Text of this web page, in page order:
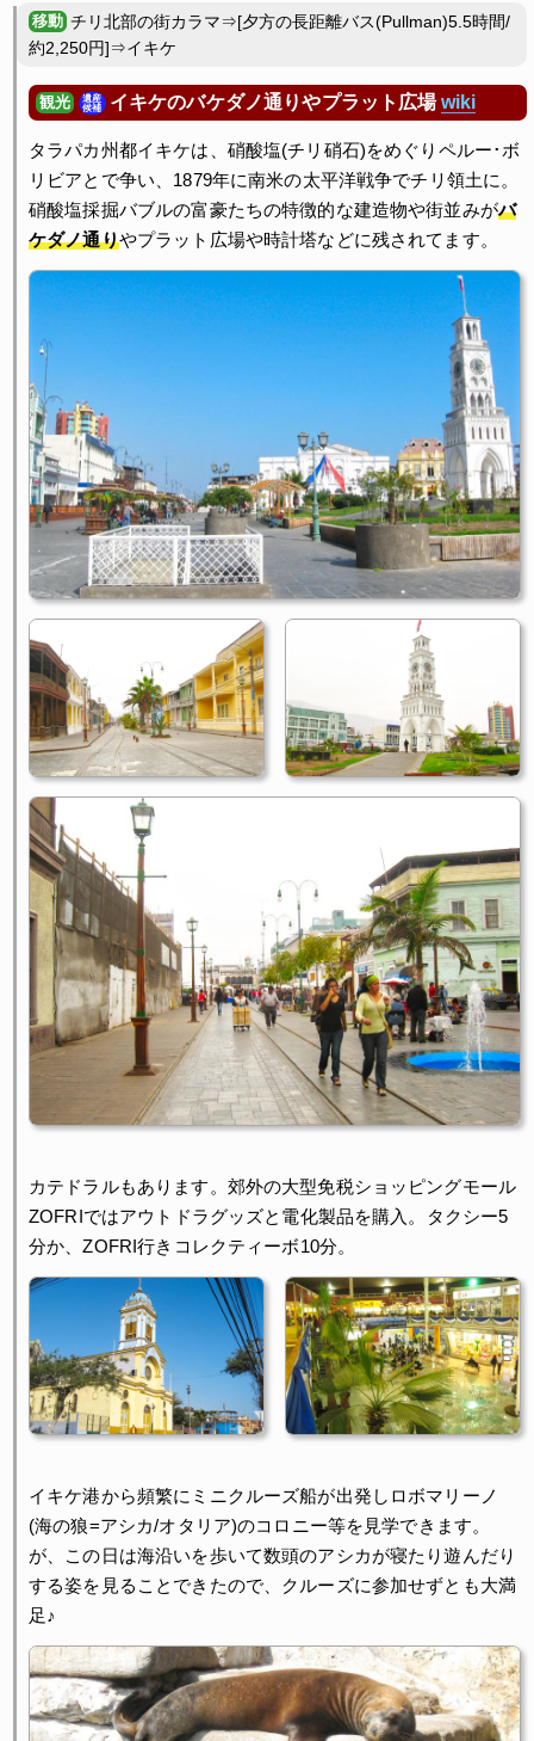
チリ北部の街カラマ⇒[夕方の長距離バス(Pullman)5.5時間/
約2,250円]⇒イキケ
観光
遺産
候補
イキケのバケダノ通りやプラット広場 wiki
タラパカ州都イキケは、硝酸塩(チリ硝石)をめぐりペルー･ボ
リビアとで争い、1879年に南米の太平洋戦争でチリ領土に。
硝酸塩採掘バブルの富豪たちの特徴的な建造物や街並みがバ
ケダノ通りやプラット広場や時計塔などに残されてます。
カテドラルもあります。郊外の大型免税ショッピングモール
ZOFRIではアウトドラグッズと電化製品を購入。タクシー5
分か、ZOFRI行きコレクティーボ10分。
イキケ港から頻繁にミニクルーズ船が出発しロボマリーノ
(海の狼=アシカ/オタリア)のコロニー等を見学できます。
が、この日は海沿いを歩いて数頭のアシカが寝たり遊んだり
する姿を見ることできたので、クルーズに参加せずとも大満
足♪